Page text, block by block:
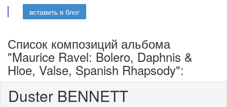
вставить в блог
Список композиций альбома
"Maurice Ravel: Bolero, Daphnis &
Hloe, Valse, Spanish Rhapsody":
Duster BENNETT